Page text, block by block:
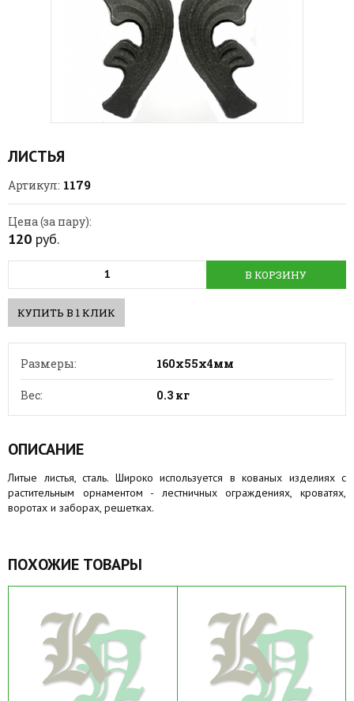
ЛИСТЬЯ
Артикул: 1179
Цена (за пару):
120 руб.
КУПИТЬ В 1 КЛИК
В КОРЗИНУ
Размеры: 160х55х4мм
Вес: 0.3 кг
ОПИСАНИЕ
Литые листья, сталь. Широко используется в кованых изделиях с
растительным орнаментом - лестничных ограждениях, кроватях,
воротах и заборах, решетках.
ПОХОЖИЕ ТОВАРЫ